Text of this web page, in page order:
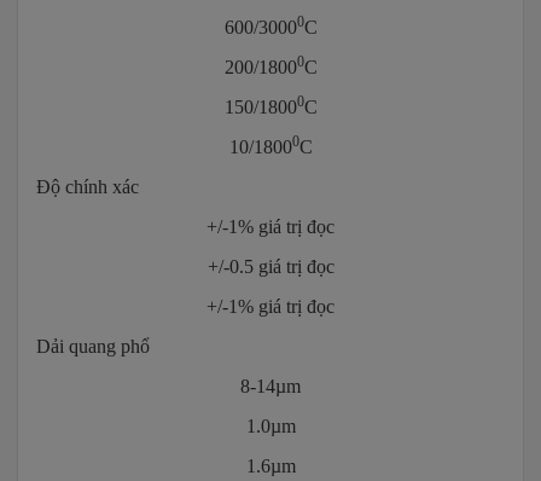
600/30000C
200/18000C
150/18000C
10/18000C
Độ chính xác
+/-1% giá trị đọc
+/-0.5 giá trị đọc
+/-1% giá trị đọc
Dải quang phổ
8-14µm
1.0µm
1.6µm